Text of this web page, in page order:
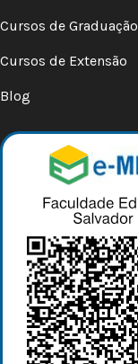
Cursos de Graduação
Cursos de Extensão
Blog